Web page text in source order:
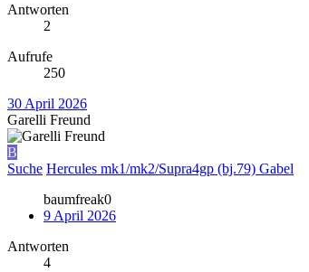
Antworten
2
Aufrufe
250
30 April 2026
Garelli Freund
B
Suche Hercules mk1/mk2/Supra4gp (bj.79) Gabel
baumfreak0
9 April 2026
Antworten
4